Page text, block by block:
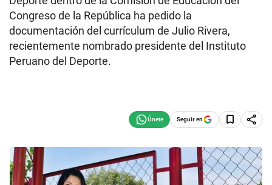
Congreso de la República ha pedido la
documentación del currículum de Julio Rivera,
recientemente nombrado presidente del Instituto
Peruano del Deporte.
Seguir en